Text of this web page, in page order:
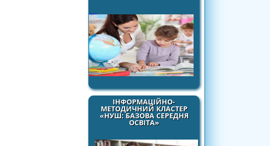
ІНФОРМАЦІЙНО-
МЕТОДИЧНИЙ КЛАСТЕР
«НУШ: БАЗОВА СЕРЕДНЯ
ОСВІТА»